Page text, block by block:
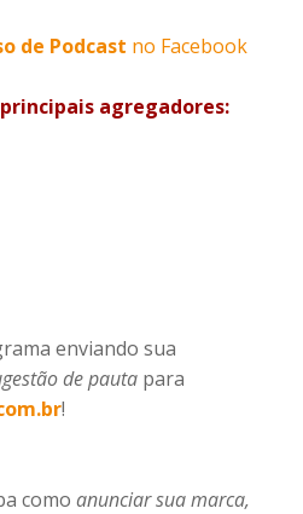
de Podcast no Facebook
agregadores:
enviando sua
de pauta para
!
comoanunciar sua marca,